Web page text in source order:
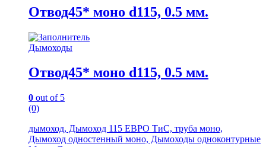
Отвод45* моно d115, 0.5 мм.
Дымоходы
Отвод45* моно d115, 0.5 мм.
0 out of 5
(0)
дымоход, Дымоход 115 ЕВРО ТиС, труба моно,
Дымоход одностенный моно, Дымоходы одноконтурные